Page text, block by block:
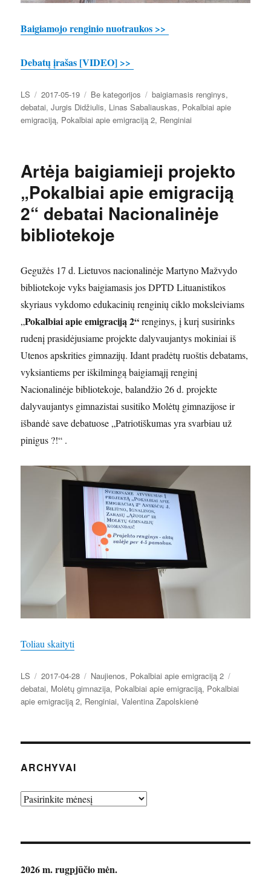
Baigiamojo renginio nuotraukos >>
Debatų įrašas [VIDEO] >>
Autorius
LS Paskelbta
2017-05-19 Kategorijos
Be kategorijos Žymos
baigiamasis renginys,
debatai,Jurgis Didžiulis, Linas Sabaliauskas, Pokalbiai apie
emigraciją, Pokalbiai apie emigraciją 2, Renginiai
Artėja baigiamieji projekto
„Pokalbiai apie emigraciją
2“ debatai Nacionalinėje
bibliotekoje
Gegužės 17 d. Lietuvos nacionalinėje Martyno Mažvydo
bibliotekoje vyks baigiamasis jos DPTD Lituanistikos
skyriaus vykdomo edukacinių renginių ciklo moksleiviams
„Pokalbiai apie emigraciją 2“renginys, į kurį susirinks
rudenį prasidėjusiame projekte dalyvaujantys mokiniai iš
Utenos apskrities gimnazijų. Idant pradėtų ruoštis debatams,
vyksiantiems per iškilmingą baigiamąjį renginį
Nacionalinėje bibliotekoje, balandžio 26 d. projekte
dalyvaujantys gimnazistai susitiko Molėtų gimnazijose ir
išbandė save debatuose „Patriotiškumas yra svarbiau už
pinigus ?!“ .
Toliau skaityti
Autorius
LS Paskelbta
2017-04-28 Kategorijos
Naujienos, Pokalbiai apie emigraciją 2
debatai, Molėtų gimnazija, Pokalbiai apie emigraciją, Pokalbiai
apie emigraciją 2, Renginiai,Valentina Zapolskienė
ARCHYVAI
Archyvai
2026 m. rugpjūčio mėn.